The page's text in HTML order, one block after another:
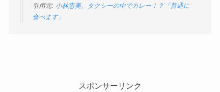
引用元: 小林恵美、タクシーの中でカレー！？「普通に
食べます」
スポンサーリンク